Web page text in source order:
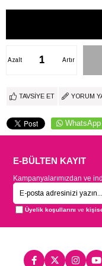
Artır
Azalt
TAVSIYE ET YORUM
WhatsApp
E-BÜLTEN KAYIT
Kampanyalarımızdan ve
Üyelik koşullarını ve